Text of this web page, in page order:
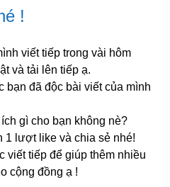
!
viết tiếp trong vài hôm
và tải lên tiếp ạ.
bạn đã độc bài viết của mình
gì cho bạn không nè?
1 lượt like và chia sẻ nhé!
viết tiếp để giúp thêm nhiều
cộng đồng ạ !